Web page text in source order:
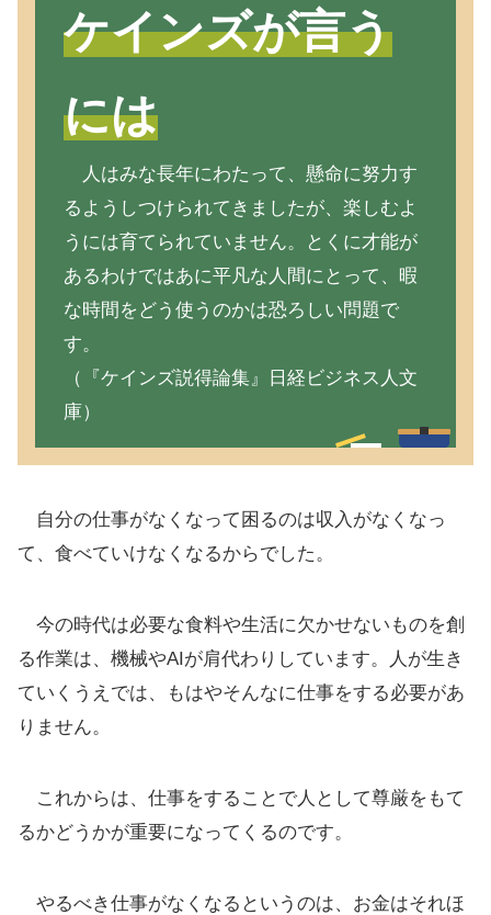
ケインズが言う
には
人はみな長年にわたって、懸命に努力す
るようしつけられてきましたが、楽しむよ
うには育てられていません。とくに才能が
あるわけではあに平凡な人間にとって、暇
な時間をどう使うのかは恐ろしい問題で
す。
（『ケインズ説得論集』日経ビジネス人文
庫）
自分の仕事がなくなって困るのは収入がなくなっ
て、食べていけなくなるからでした。
今の時代は必要な食料や生活に欠かせないものを創
る作業は、機械やAIが肩代わりしています。人が生き
ていくうえでは、もはやそんなに仕事をする必要があ
りません。
これからは、仕事をすることで人として尊厳をもて
るかどうかが重要になってくるのです。
やるべき仕事がなくなるというのは、お金はそれほ